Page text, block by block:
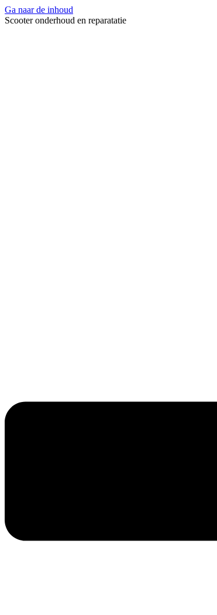
Ga naar de inhoud
Scooter onderhoud en reparatatie